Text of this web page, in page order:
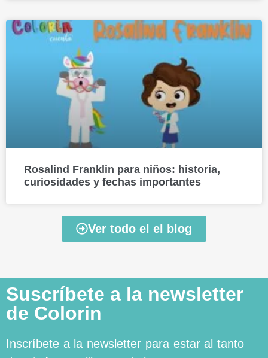
Rosalind Franklin para niños: historia,
curiosidades y fechas importantes
Ver todo el el blog
Suscríbete a la newsletter
de Colorin
Inscríbete a la newsletter para estar al tanto